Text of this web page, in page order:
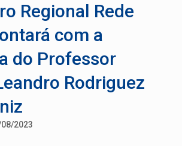
Regional Rede
com a
do Professor
Rodriguez
2023